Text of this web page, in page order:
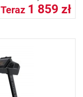
Teraz 1 859 zł